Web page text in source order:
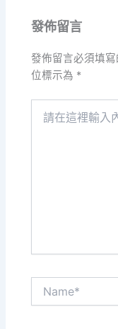
發佈留言
發佈留言必須填
位標示為 *